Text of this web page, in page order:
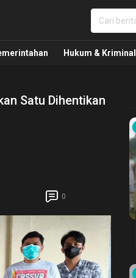
Kriminal dan Nasional
Hukum & Kriminal
Satu Dihentikan
0